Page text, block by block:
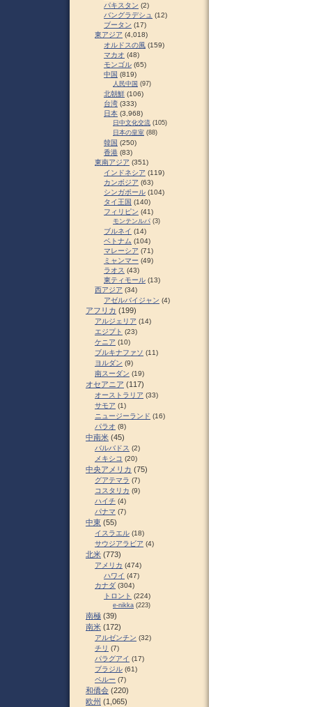
パキスタン (2)
バングラデシュ (12)
ブータン (17)
東アジア (4,018)
オルドスの風 (159)
マカオ (48)
モンゴル (65)
中国 (819)
人民中国 (97)
北朝鮮 (106)
台湾 (333)
日本 (3,968)
日中文化交流 (105)
日本の皇室 (88)
韓国 (250)
香港 (83)
東南アジア (351)
インドネシア (119)
カンボジア (63)
シンガポール (104)
タイ王国 (140)
フィリピン (41)
モンテンルパ (3)
ブルネイ (14)
ベトナム (104)
マレーシア (71)
ミャンマー (49)
ラオス (43)
東ティモール (13)
西アジア (34)
アゼルバイジャン (4)
アフリカ (199)
アルジェリア (14)
エジプト (23)
ケニア (10)
ブルキナファソ (11)
ヨルダン (9)
南スーダン (19)
オセアニア (117)
オーストラリア (33)
サモア (1)
ニュージーランド (16)
パラオ (8)
中南米 (45)
バルバドス (2)
メキシコ (20)
中央アメリカ (75)
グアテマラ (7)
コスタリカ (9)
ハイチ (4)
パナマ (7)
中東 (55)
イスラエル (18)
サウジアラビア (4)
北米 (773)
アメリカ (474)
ハワイ (47)
カナダ (304)
トロント (224)
e-nikka (223)
南極 (39)
南米 (172)
アルゼンチン (32)
チリ (7)
パラグアイ (17)
ブラジル (61)
ペルー (7)
和僑会 (220)
欧州 (1,065)